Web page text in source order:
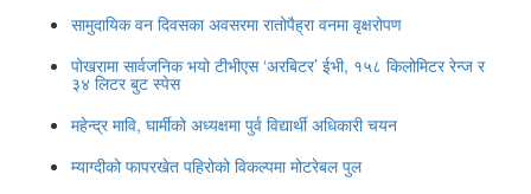
सामुदायिक वन दिवसका अवसरमा रातोपैह्रा वनमा वृक्षरोपण
पोखरामा सार्वजनिक भयो टीभीएस ‘अरबिटर’ ईभी, १५८ किलोमिटर रेन्ज र
३४ लिटर बुट स्पेस
महेन्द्र मावि, घार्मीको अध्यक्षमा पुर्व विद्यार्थी अधिकारी चयन
म्याग्दीको फापरखेत पहिरोको विकल्पमा मोटरेबल पुल